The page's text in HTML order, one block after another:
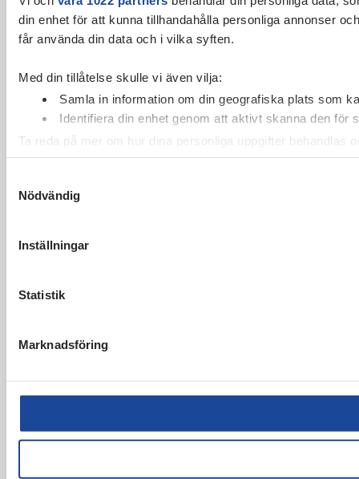
din enhet för att kunna tillhandahålla personliga annonser
får använda din data och i vilka syften.
Med din tillåtelse skulle vi även vilja:
Samla in information om din geografiska plats som
Identifiera din enhet genom att aktivt skanna den för
Ta reda på mer om hur dina personliga uppgifter behandlas
cookie-förklaringen.
Vi använder enhetsidentifierare för att anpassa innehållet
Nödvändig
Inställningar
Statistik
Marknadsföring